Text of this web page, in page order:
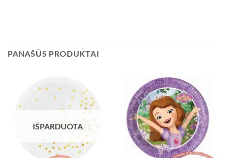
PANAŠŪS PRODUKTAI
IŠPARDUOTA